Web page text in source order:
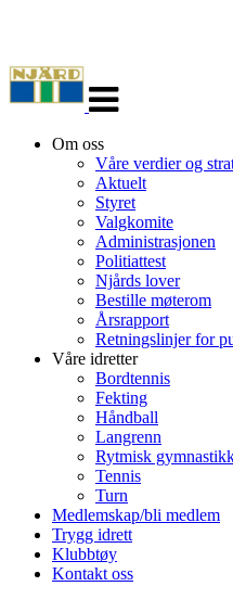
navigasjon
Om oss
Våre verdier og
Aktuelt
Styret
Valgkomite
Administrasjonen
Politiattest
Njårds lover
Bestille møterom
Årsrapport
Retningslinjer for
Våre idretter
Bordtennis
Fekting
Håndball
Langrenn
Rytmisk
Tennis
Turn
Medlemskap/bli medlem
Trygg idrett
Klubbtøy
Kontakt oss